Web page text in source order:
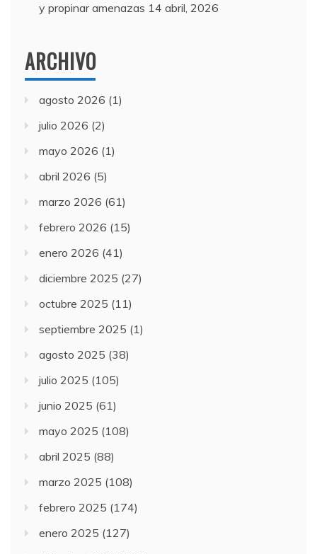
y propinar amenazas 14 abril, 2026
ARCHIVO
agosto 2026 (1)
julio 2026 (2)
mayo 2026 (1)
abril 2026 (5)
marzo 2026 (61)
febrero 2026 (15)
enero 2026 (41)
diciembre 2025 (27)
octubre 2025 (11)
septiembre 2025 (1)
agosto 2025 (38)
julio 2025 (105)
junio 2025 (61)
mayo 2025 (108)
abril 2025 (88)
marzo 2025 (108)
febrero 2025 (174)
enero 2025 (127)